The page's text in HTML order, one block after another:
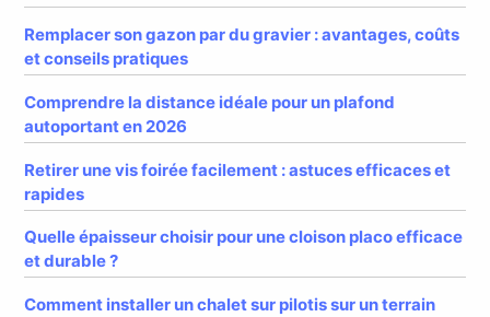
Remplacer son gazon par du gravier : avantages, coûts
et conseils pratiques
Comprendre la distance idéale pour un plafond
autoportant en 2026
Retirer une vis foirée facilement : astuces efficaces et
rapides
Quelle épaisseur choisir pour une cloison placo efficace
et durable ?
Comment installer un chalet sur pilotis sur un terrain